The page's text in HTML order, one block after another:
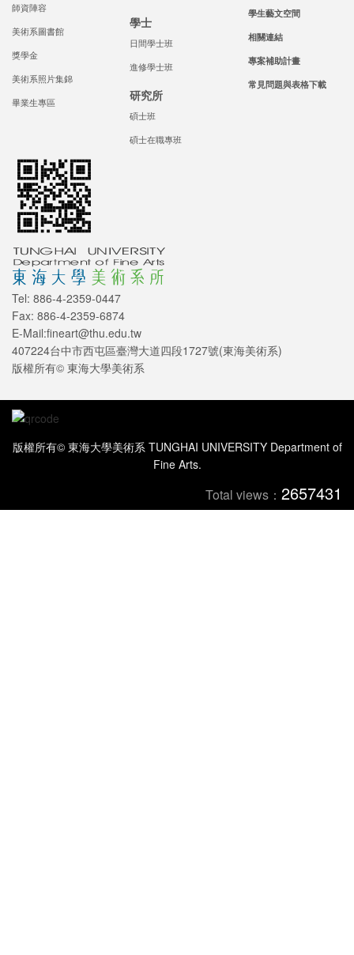
師資陣容
美術系圖書館
獎學金
美術系照片集錦
畢業生專區
學士
日間學士班
進修學士班
研究所
碩士班
碩士在職專班
學生藝文空間
相關連結
專案補助計畫
常見問題與表格下載
Tel: 886-4-2359-0447
Fax: 886-4-2359-6874
E-Mail:fineart@thu.edu.tw
407224台中市西屯區臺灣大道四段1727號(東海美術系)
版權所有© 東海大學美術系
版權所有© 東海大學美術系 TUNGHAI UNIVERSITY Department of
Fine Arts.
Total views： 2657431